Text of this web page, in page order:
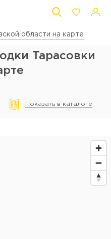
области на карте
Тарасовки
Показать в каталоге